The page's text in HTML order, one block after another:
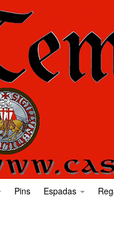
Pins Espadas